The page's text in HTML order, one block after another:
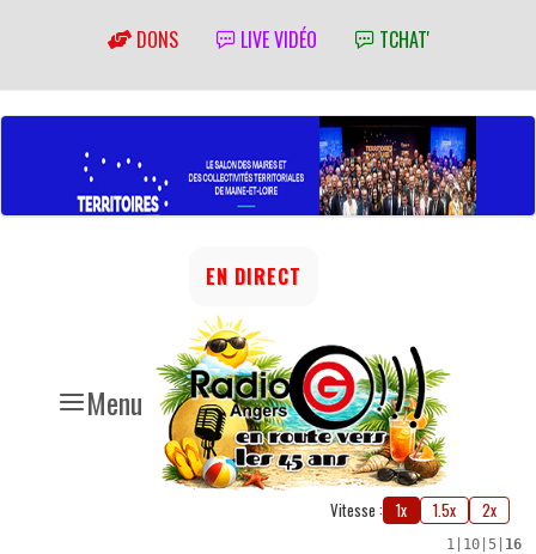
DONS LIVE VIDÉO TCHAT'
Menu
EN DIRECT
Vitesse : 1x 1.5x 2x
1 10 5 16